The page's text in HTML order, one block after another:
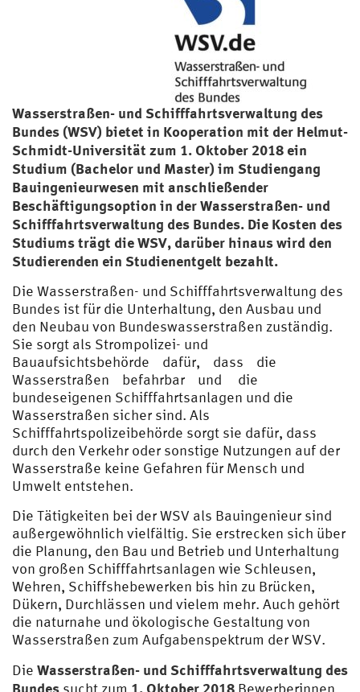
Wasserstraßen- und Schifffahrtsverwaltung des
Bundes (WSV) bietet in Kooperation mit der Helmut-
Schmidt-Universität zum 1. Oktober 2018 ein
Studium (Bachelor und Master) im Studiengang
Bauingenieurwesen mit anschließender
Beschäftigungsoption in der Wasserstraßen- und
Schifffahrtsverwaltung des Bundes. Die Kosten des
Studiums trägt die WSV, darüber hinaus wird den
Studierenden ein Studienentgelt bezahlt.
Die Wasserstraßen- und Schifffahrtsverwaltung des
Bundes ist für die Unterhaltung, den Ausbau und
den Neubau von Bundeswasserstraßen zuständig.
Sie sorgt als Strompolizei- und
Bauaufsichtsbehörde dafür, dass die
Wasserstraßen befahrbar und die
bundeseigenen Schifffahrtsanlagen und die
Wasserstraßen sicher sind. Als
Schifffahrtspolizeibehörde sorgt sie dafür, dass
durch den Verkehr oder sonstige Nutzungen auf der
Wasserstraße keine Gefahren für Mensch und
Umwelt entstehen.
Die Tätigkeiten bei der WSV als Bauingenieur sind
außergewöhnlich vielfältig. Sie erstrecken sich über
die Planung, den Bau und Betrieb und Unterhaltung
von großen Schifffahrtsanlagen wie Schleusen,
Wehren, Schiffshebewerken bis hin zu Brücken,
Dükern, Durchlässen und vielem mehr. Auch gehört
die naturnahe und ökologische Gestaltung von
Wasserstraßen zum Aufgabenspektrum der WSV.
Die Wasserstraßen- und Schifffahrtsverwaltung des
Bundes sucht zum 1. Oktober 2018 Bewerberinnen